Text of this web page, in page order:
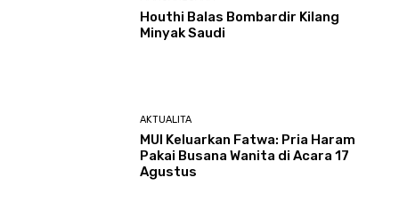
Houthi Balas Bombardir Kilang
Minyak Saudi
AKTUALITA
MUI Keluarkan Fatwa: Pria Haram
Pakai Busana Wanita di Acara 17
Agustus